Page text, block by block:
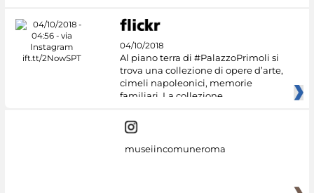
04/10/2018
Al piano terra di #PalazzoPrimoli si
trova una collezione di opere d’arte,
cimeli napoleonici, memorie
familiari. La collezione
museiincomuneroma